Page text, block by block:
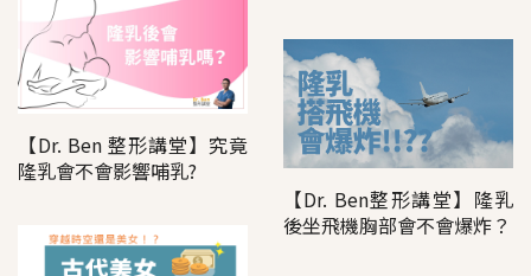
【Dr. Ben 整形講堂】究竟
隆乳會不會影響哺乳?
【Dr. Ben整形講堂】隆乳
後坐飛機胸部會不會爆炸？